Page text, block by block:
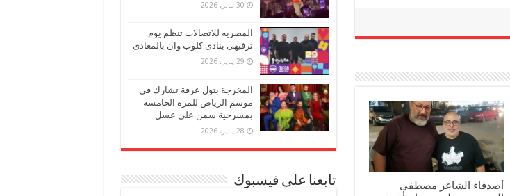
أصدقاء الشاعر مصطفى
30 يناير، 2026
المصريه للاتصالات تنظم يوم
ترفيهى بنادى كلوب وان بالمعادى
29 يناير، 2026
المخرجة بتول عرفة تشارك في
موسم الرياض للمرة الخامسة
بمسرحية سمن على عسل
28 يناير، 2026
تابعنا على فيسبوك